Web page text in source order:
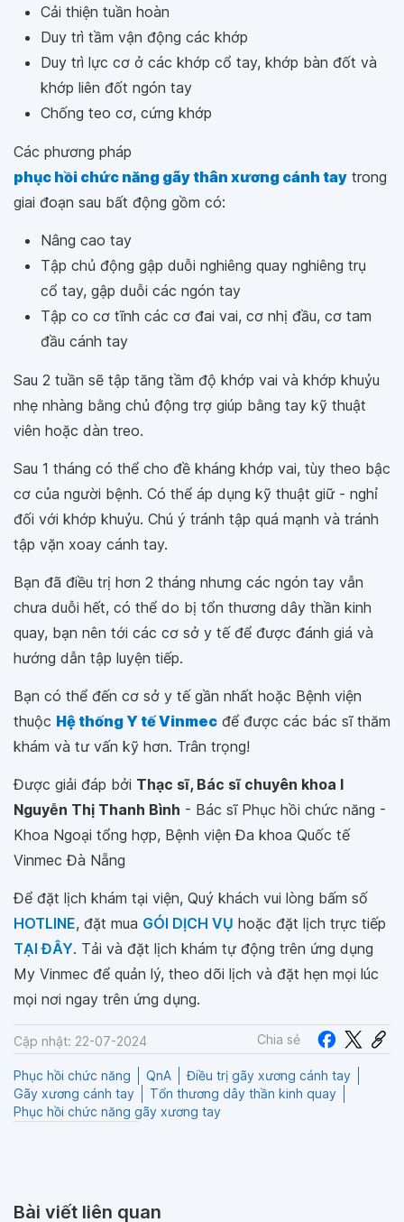
Cải thiện tuần hoàn
Duy trì tầm vận động các khớp
Duy trì lực cơ ở các khớp cổ tay, khớp bàn đốt và
khớp liên đốt ngón tay
Chống teo cơ, cứng khớp
Các phương pháp
phục hồi chức năng gãy thân xương cánh tay trong
giai đoạn sau bất động gồm có:
Nâng cao tay
Tập chủ động gập duỗi nghiêng quay nghiêng trụ
cổ tay, gập duỗi các ngón tay
Tập co cơ tĩnh các cơ đai vai, cơ nhị đầu, cơ tam
đầu cánh tay
Sau 2 tuần sẽ tập tăng tầm độ khớp vai và khớp khuỷu
nhẹ nhàng bằng chủ động trợ giúp bằng tay kỹ thuật
viên hoặc dàn treo.
Sau 1 tháng có thể cho đề kháng khớp vai, tùy theo bậc
cơ của người bệnh. Có thể áp dụng kỹ thuật giữ - nghỉ
đối với khớp khuỷu. Chú ý tránh tập quá mạnh và tránh
tập vặn xoay cánh tay.
Bạn đã điều trị hơn 2 tháng nhưng các ngón tay vẫn
chưa duỗi hết, có thể do bị tổn thương dây thần kinh
quay, bạn nên tới các cơ sở y tế để được đánh giá và
hướng dẫn tập luyện tiếp.
Bạn có thể đến cơ sở y tế gần nhất hoặc Bệnh viện
thuộc Hệ thống Y tế Vinmec để được các bác sĩ thăm
khám và tư vấn kỹ hơn. Trân trọng!
Được giải đáp bởi Thạc sĩ, Bác sĩ chuyên khoa I
Nguyễn Thị Thanh Bình - Bác sĩ Phục hồi chức năng -
Khoa Ngoại tổng hợp, Bệnh viện Đa khoa Quốc tế
Vinmec Đà Nẵng
Để đặt lịch khám tại viện, Quý khách vui lòng bấm số
HOTLINE, đặt mua GÓI DỊCH VỤ hoặc đặt lịch trực tiếp
TẠI ĐÂY. Tải và đặt lịch khám tự động trên ứng dụng
My Vinmec để quản lý, theo dõi lịch và đặt hẹn mọi lúc
mọi nơi ngay trên ứng dụng.
Cập nhật: 22-07-2024 Chia sẻ
Phục hồi chức năng QnA
Điều trị gãy xương cánh tay
Gãy xương cánh tay
Tổn thương dây thần kinh quay
Phục hồi chức năng gãy xương tay
Bài viết liên quan